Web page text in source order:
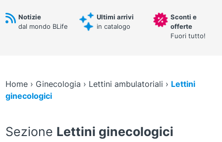
Notizie
dal mondo BLife
Ultimi arrivi
in catalogo
Sconti e
offerte
Fuori tutto!
Home› Ginecologia › Lettini ambulatoriali › Lettini
ginecologici
Sezione Lettini ginecologici